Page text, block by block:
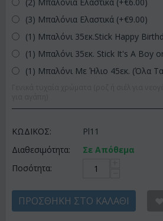
(3) Μπαλόνια Ελαστικά (+€9.00)
(1) Μπαλόνι 35εκ.Stick Happy
(1) Μπαλόνι 35εκ. Stick It's A Boy
(1) Μπαλόνι Με Ήλιο 45εκ. (Όλα
ΚΩΔΙΚΟΣ:
Pl11
Διαθεσιμότητα:
Σε Απόθεμα
Ποσότητα:
ΠΡΟΣΘΉΚΗ ΣΤΟ ΚΑΛΆΘΙ